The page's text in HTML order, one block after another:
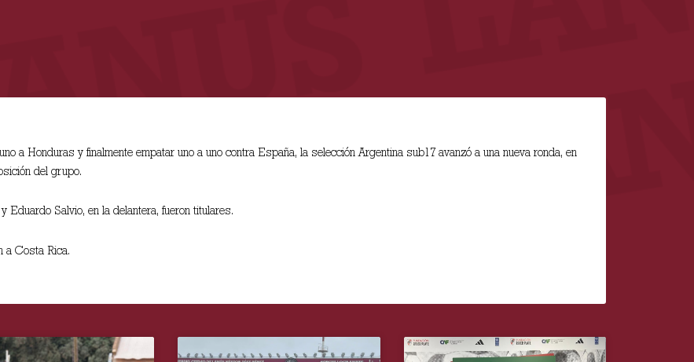
a Honduras y finalmente empatar uno a uno contra España, la selección Argentina sub17 avanzó a una nueva ronda, en
del grupo.
Eduardo Salvio, en la delantera, fueron titulares.
a Costa Rica.